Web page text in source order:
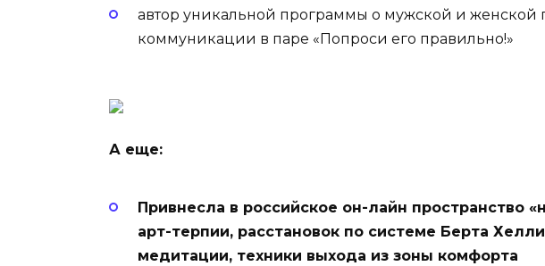
автор уникальной программы о мужской и женской
коммуникации в паре «Попроси его правильно!»
А еще:
Привнесла в российское он-лайн пространство
арт-терпии, расстановок по системе Берта
медитации, техники выхода из зоны комфорта